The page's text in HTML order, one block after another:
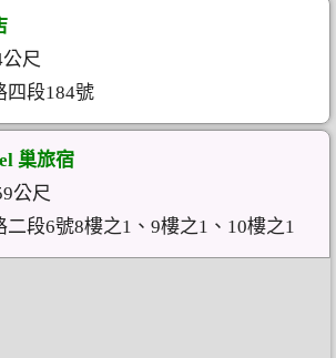
尺
四段184號
巢旅宿
公尺
段6號8樓之1、9樓之1、10樓之1